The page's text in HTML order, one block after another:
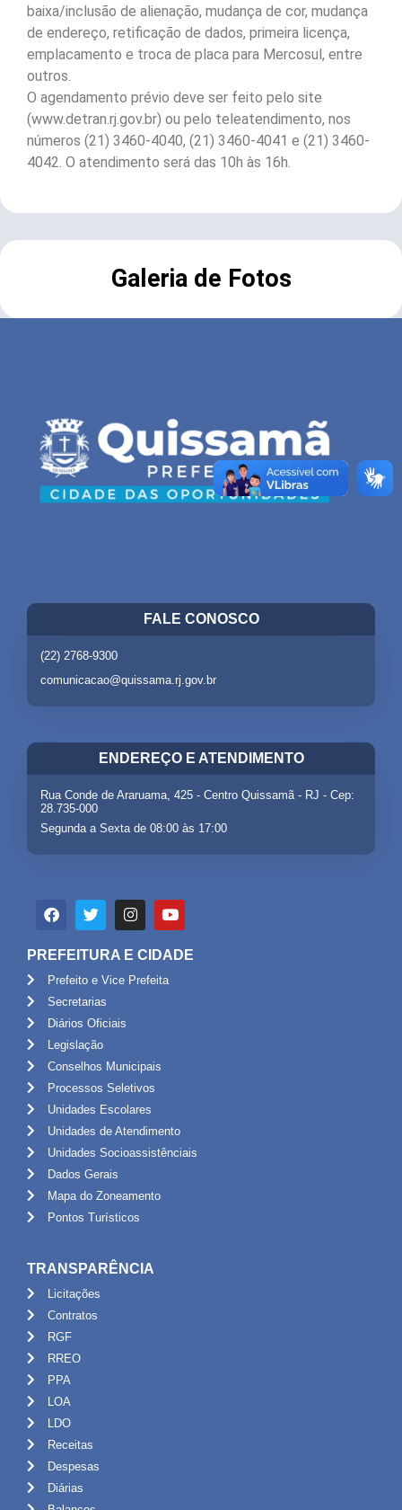
baixa/inclusão de alienação, mudança de cor, mudança
de endereço, retificação de dados, primeira licença,
emplacamento e troca de placa para Mercosul, entre
outros.
O agendamento prévio deve ser feito pelo site
(www.detran.rj.gov.br) ou pelo teleatendimento, nos
números (21) 3460-4040, (21) 3460-4041 e (21) 3460-
4042. O atendimento será das 10h às 16h.
Galeria de Fotos
FALE CONOSCO
(22) 2768-9300
comunicacao@quissama.rj.gov.br
ENDEREÇO E ATENDIMENTO
Rua Conde de Araruama, 425 - Centro Quissamã - RJ - Cep:
28.735-000
Segunda a Sexta de 08:00 às 17:00
PREFEITURA E CIDADE
Prefeito e Vice Prefeita
Secretarias
Diários Oficiais
Legislação
Conselhos Municipais
Processos Seletivos
Unidades Escolares
Unidades de Atendimento
Unidades Socioassistênciais
Dados Gerais
Mapa do Zoneamento
Pontos Turísticos
TRANSPARÊNCIA
Licitações
Contratos
RGF
RREO
PPA
LOA
LDO
Receitas
Despesas
Diárias